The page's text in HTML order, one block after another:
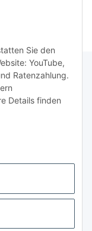
Sie den
YouTube,
Ratenzahlung.
Details finden